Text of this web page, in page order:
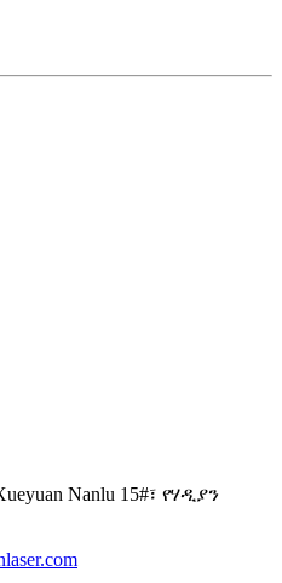
Nanlu 15#፣ የሃዲያን